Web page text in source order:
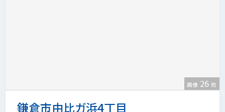
鎌倉市由比ガ浜4丁目
画像 26 枚